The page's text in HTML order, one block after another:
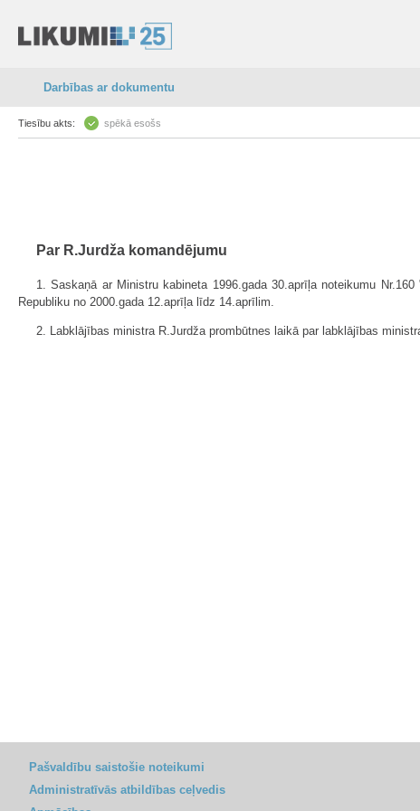
Darbības ar dokumentu
Tiesību akts: spēkā esošs
Par R.Jurdža komandējumu
1. Saskaņā ar Ministru kabineta 1996.gada 30.aprīļa noteikumu
Republiku no 2000.gada 12.aprīļa līdz 14.aprīlim.
2. Labklājības ministra R.Jurdža prombūtnes laikā par labklājības
Pašvaldību saistošie noteikumi
Administratīvās atbildības ceļvedis